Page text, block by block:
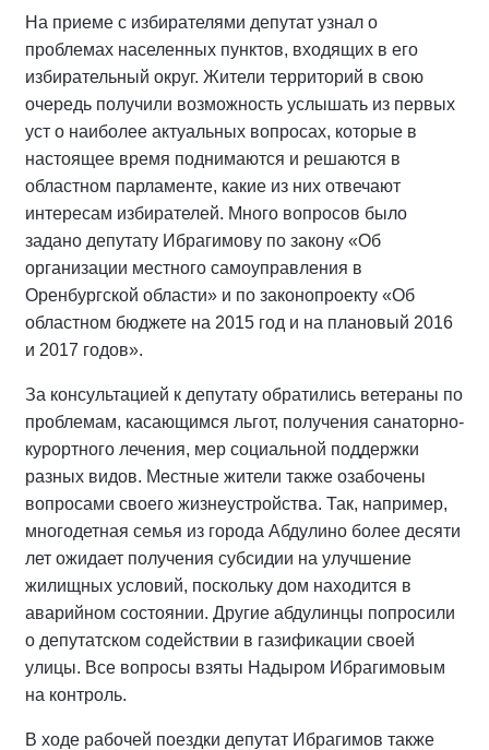
На приеме с избирателями депутат узнал о
проблемах населенных пунктов, входящих в его
избирательный округ. Жители территорий в свою
очередь получили возможность услышать из первых
уст о наиболее актуальных вопросах, которые в
настоящее время поднимаются и решаются в
областном парламенте, какие из них отвечают
интересам избирателей. Много вопросов было
задано депутату Ибрагимову по закону «Об
организации местного самоуправления в
Оренбургской области» и по законопроекту «Об
областном бюджете на 2015 год и на плановый 2016
и 2017 годов».
За консультацией к депутату обратились ветераны по
проблемам, касающимся льгот, получения санаторно-
курортного лечения, мер социальной поддержки
разных видов. Местные жители также озабочены
вопросами своего жизнеустройства. Так, например,
многодетная семья из города Абдулино более десяти
лет ожидает получения субсидии на улучшение
жилищных условий, поскольку дом находится в
аварийном состоянии. Другие абдулинцы попросили
о депутатском содействии в газификации своей
улицы. Все вопросы взяты Надыром Ибрагимовым
на контроль.
В ходе рабочей поездки депутат Ибрагимов также